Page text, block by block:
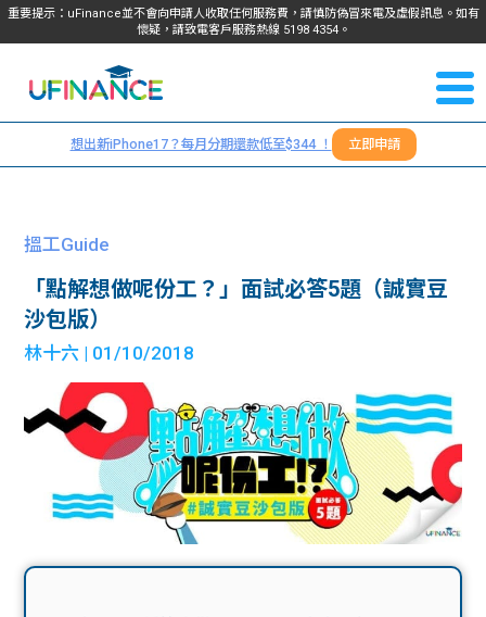
重要提示：uFinance並不會向申請人收取任何服務費，請慎防偽冒來電及虛假訊息。如有
懷疑，請致電客戶服務熱線 5198 4354。
我們
服務
貸款
計算
Blog
大專
常見
問題
們
＋
想出新iPhone17？每月分期還款低至$344 ！ 立即申請
搵工Guide
「點解想做呢份工？」面試必答5題（誠實豆
沙包版）
林十六 | 01/10/2018